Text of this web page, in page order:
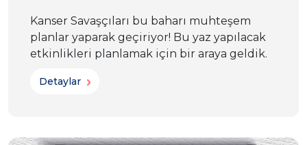
Kanser Savaşçıları bu baharı muhteşem
planlar yaparak geçiriyor! Bu yaz yapılacak
etkinlikleri planlamak için bir araya geldik.
Detaylar